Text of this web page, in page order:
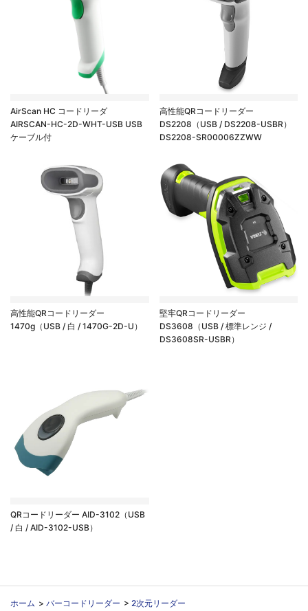
AirScan HC コードリーダ
AIRSCAN-HC-2D-WHT-USB USB
ケーブル付
高性能QRコードリーダー
DS2208（USB / DS2208-USBR）
DS2208-SR00006ZZWW
高性能QRコードリーダー
1470g（USB / 白 / 1470G-2D-U）
堅牢QRコードリーダー
DS3608（USB / 標準レンジ /
DS3608SR-USBR）
QRコードリーダー AID-3102（USB
/ 白 / AID-3102-USB）
ホーム > バーコードリーダー > 2次元リーダー